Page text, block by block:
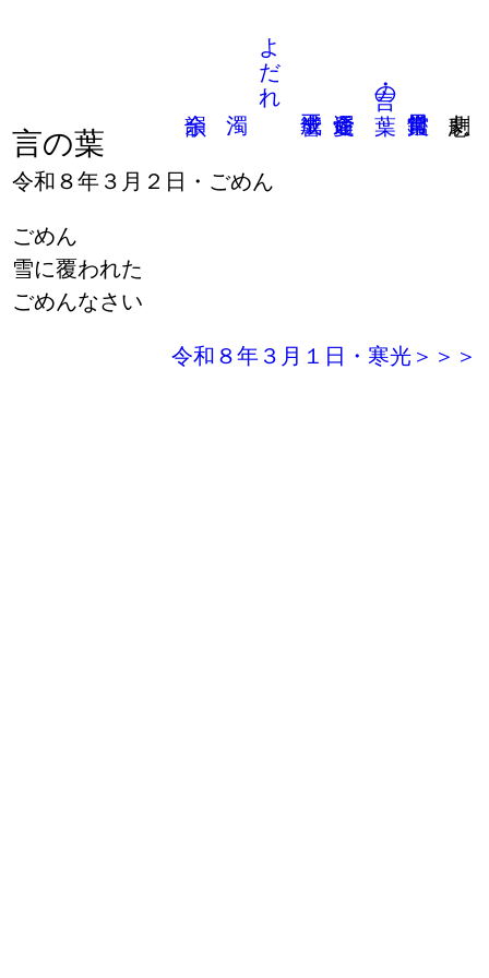
言の葉
よだれ
言の葉
令和８年３月２日・ごめん
ごめん
雪に覆われた
ごめんなさい
令和８年３月１日・寒光＞＞＞